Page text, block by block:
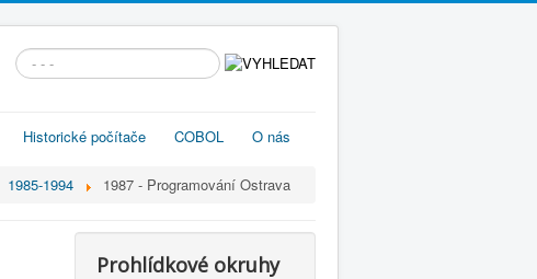
Vyhledávání...
Historické počítače COBOL O nás
1985-1994 1987 - Programování Ostrava
Prohlídkové okruhy